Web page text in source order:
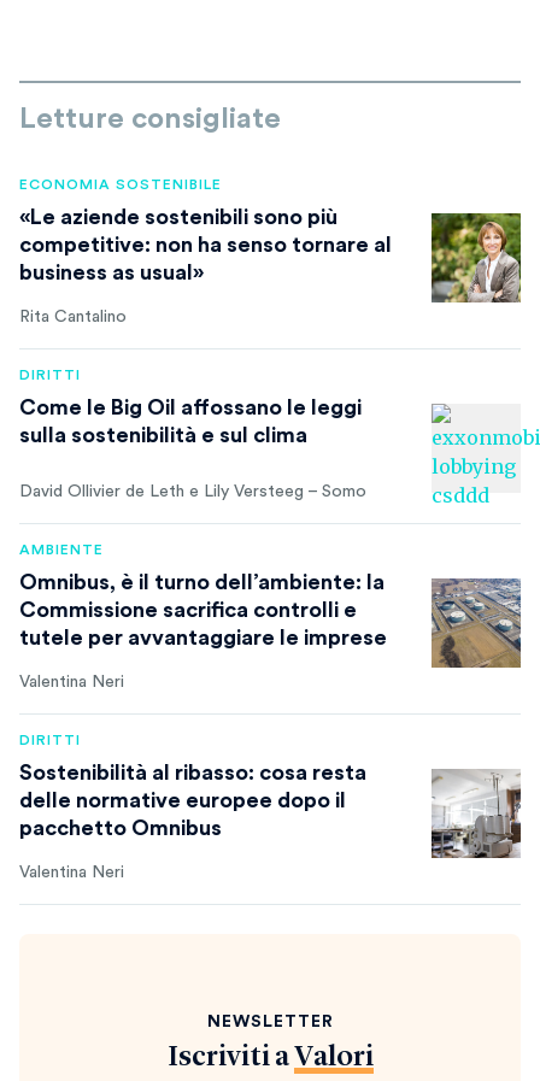
Letture consigliate
ECONOMIA SOSTENIBILE
«Le aziende sostenibili sono più
competitive: non ha senso tornare al
business as usual»
Rita Cantalino
DIRITTI
Come le Big Oil affossano le leggi
sulla sostenibilità e sul clima
David Ollivier de Leth e Lily Versteeg – Somo
AMBIENTE
Omnibus, è il turno dell’ambiente: la
Commissione sacrifica controlli e
tutele per avvantaggiare le imprese
Valentina Neri
DIRITTI
Sostenibilità al ribasso: cosa resta
delle normative europee dopo il
pacchetto Omnibus
Valentina Neri
NEWSLETTER
Iscriviti a Valori